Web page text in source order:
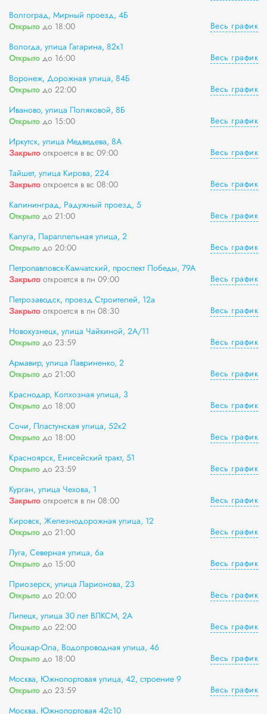
Волгоград, Мирный проезд, 4Б
Открыто до 18:00
Весь график
Вологда, улица Гагарина, 82к1
Открыто до 16:00
Весь график
Воронеж, Дорожная улица, 84Б
Открыто до 22:00
Весь график
Иваново, улица Поляковой, 8Б
Открыто до 15:00
Весь график
Иркутск, улица Медведева, 8А
Закрыто откроется в вс 09:00
Весь график
Тайшет, улица Кирова, 224
Закрыто откроется в вс 08:00
Весь график
Калининград, Радужный проезд, 5
Открыто до 21:00
Весь график
Калуга, Параллельная улица, 2
Открыто до 20:00
Весь график
Петропавловск-Камчатский, проспект Победы, 79А
Закрыто откроется в пн 09:00
Весь график
Петрозаводск, проезд Строителей, 12а
Закрыто откроется в пн 08:30
Весь график
Новокузнецк, улица Чайкиной, 2А/11
Открыто до 23:59
Весь график
Армавир, улица Лавриненко, 2
Открыто до 21:00
Весь график
Краснодар, Колхозная улица, 3
Открыто до 18:00
Весь график
Сочи, Пластунская улица, 52к2
Открыто до 18:00
Весь график
Красноярск, Енисейский тракт, 51
Открыто до 23:59
Весь график
Курган, улица Чехова, 1
Закрыто откроется в пн 08:00
Весь график
Кировск, Железнодорожная улица, 12
Открыто до 21:00
Весь график
Луга, Северная улица, 6а
Открыто до 15:00
Весь график
Приозерск, улица Ларионова, 23
Открыто до 20:00
Весь график
Липецк, улица 30 лет ВЛКСМ, 2А
Открыто до 22:00
Весь график
Йошкар-Ола, Водопроводная улица, 46
Открыто до 18:00
Весь график
Москва, Южнопортовая улица, 42, строение 9
Открыто до 23:59
Весь график
Москва, Южнопортовая 42с10